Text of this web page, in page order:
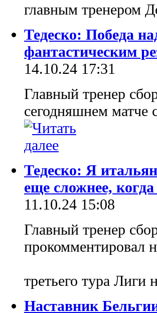
главным тренером
Тедеско: Победа
фантастическим
14.10.24 17:31
Главный тренер
сегодняшнем
Тедеско: Я
еще сложнее,
11.10.24 15:08
Главный тренер
прокомментировал
третьего тура Лиги
Наставник